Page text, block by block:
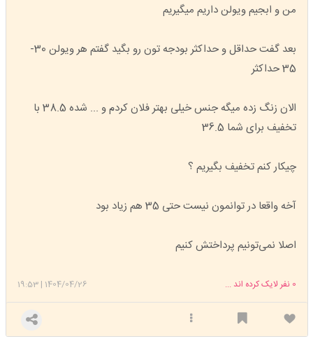
من و ابجیم ویولن داریم میگیریم
بعد گفت حداقل و حداکثر بودجه تون رو بگید گفتم هر ویولن 30-
35 حداکثر
الان زنگ زده میگه جنس خیلی بهتر فلان کردم و ... شده 38.5 با
تخفیف برای شما 36.5
چیکار کنم تخفیف بگیریم ؟
آخه واقعا در توانمون نیست حتی 35 هم زیاد بود
اصلا نمی‌تونیم پرداختش کنیم
1404/04/26
|
19:53 0 نفر لایک کرده اند ...